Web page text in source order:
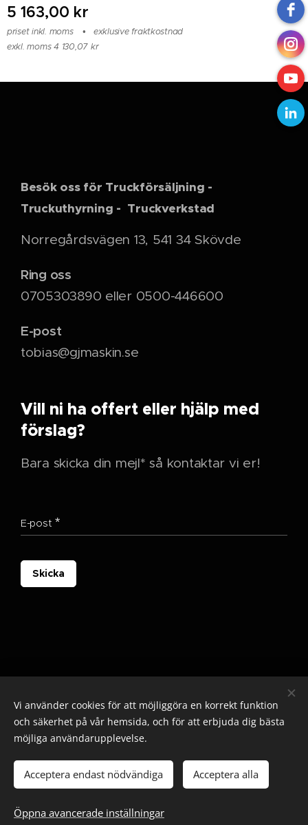
5 163,00 kr
priset inkl. moms
exklusive fraktkostnad
exkl. moms 4 130,07 kr
Lägg i kundvagnen
Besök oss för Truckförsäljning -
Truckuthyrning - Truckverkstad
Norregårdsvägen 13, 541 34 Skövde
Ring oss
0705303890 eller 0500-446600
E-post
tobias@gjmaskin.se
Vill ni ha offert eller hjälp med
förslag?
Bara skicka din mejl* så kontaktar vi er!
E-post
Skicka
© 2025 Alla rättigheter reserverade
Cookies
Vi använder cookies för att möjliggöra en korrekt funktion
och säkerhet på vår hemsida, och för att erbjuda dig bästa
möjliga användarupplevelse.
Acceptera endast nödvändiga Acceptera alla
Öppna avancerade inställningar